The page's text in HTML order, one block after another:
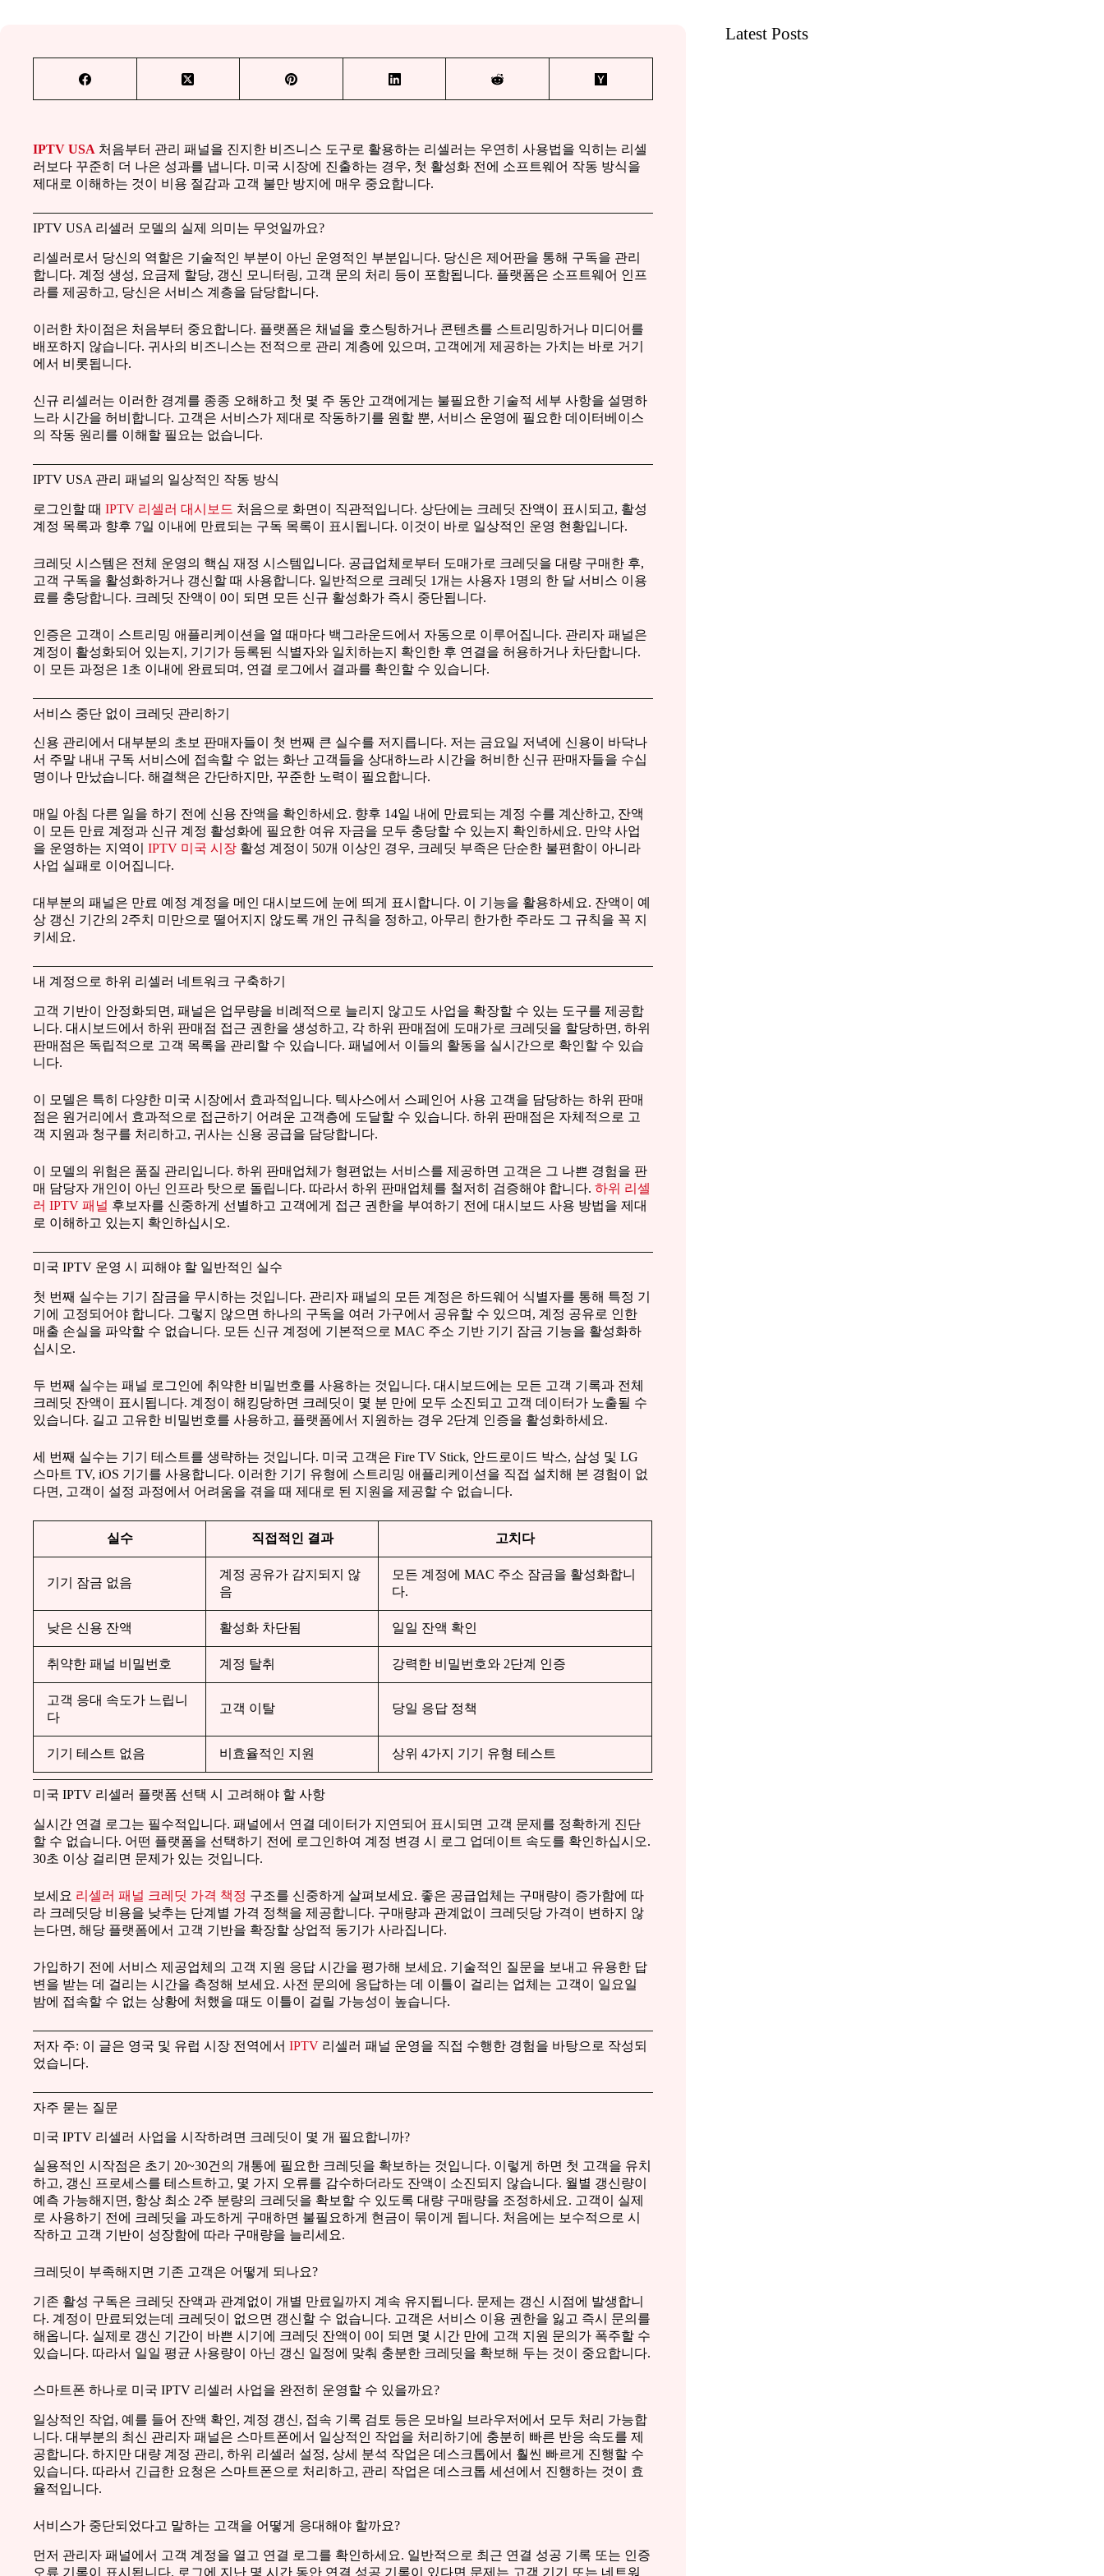
IPTV USA 처음부터 관리 패널을 진지한 비즈니스 도구로 활용하는 리셀러는 우연히 사용법을 익히는 리셀
러보다 꾸준히 더 나은 성과를 냅니다. 미국 시장에 진출하는 경우, 첫 활성화 전에 소프트웨어 작동 방식을
제대로 이해하는 것이 비용 절감과 고객 불만 방지에 매우 중요합니다.
IPTV USA 리셀러 모델의 실제 의미는 무엇일까요?
리셀러로서 당신의 역할은 기술적인 부분이 아닌 운영적인 부분입니다. 당신은 제어판을 통해 구독을 관리
합니다. 계정 생성, 요금제 할당, 갱신 모니터링, 고객 문의 처리 등이 포함됩니다. 플랫폼은 소프트웨어 인프
라를 제공하고, 당신은 서비스 계층을 담당합니다.
이러한 차이점은 처음부터 중요합니다. 플랫폼은 채널을 호스팅하거나 콘텐츠를 스트리밍하거나 미디어를
배포하지 않습니다. 귀사의 비즈니스는 전적으로 관리 계층에 있으며, 고객에게 제공하는 가치는 바로 거기
에서 비롯됩니다.
신규 리셀러는 이러한 경계를 종종 오해하고 첫 몇 주 동안 고객에게는 불필요한 기술적 세부 사항을 설명하
느라 시간을 허비합니다. 고객은 서비스가 제대로 작동하기를 원할 뿐, 서비스 운영에 필요한 데이터베이스
의 작동 원리를 이해할 필요는 없습니다.
IPTV USA 관리 패널의 일상적인 작동 방식
로그인할 때 IPTV 리셀러 대시보드 처음으로 화면이 직관적입니다. 상단에는 크레딧 잔액이 표시되고, 활성
계정 목록과 향후 7일 이내에 만료되는 구독 목록이 표시됩니다. 이것이 바로 일상적인 운영 현황입니다.
크레딧 시스템은 전체 운영의 핵심 재정 시스템입니다. 공급업체로부터 도매가로 크레딧을 대량 구매한 후,
고객 구독을 활성화하거나 갱신할 때 사용합니다. 일반적으로 크레딧 1개는 사용자 1명의 한 달 서비스 이용
료를 충당합니다. 크레딧 잔액이 0이 되면 모든 신규 활성화가 즉시 중단됩니다.
인증은 고객이 스트리밍 애플리케이션을 열 때마다 백그라운드에서 자동으로 이루어집니다. 관리자 패널은
계정이 활성화되어 있는지, 기기가 등록된 식별자와 일치하는지 확인한 후 연결을 허용하거나 차단합니다.
이 모든 과정은 1초 이내에 완료되며, 연결 로그에서 결과를 확인할 수 있습니다.
서비스 중단 없이 크레딧 관리하기
신용 관리에서 대부분의 초보 판매자들이 첫 번째 큰 실수를 저지릅니다. 저는 금요일 저녁에 신용이 바닥나
서 주말 내내 구독 서비스에 접속할 수 없는 화난 고객들을 상대하느라 시간을 허비한 신규 판매자들을 수십
명이나 만났습니다. 해결책은 간단하지만, 꾸준한 노력이 필요합니다.
매일 아침 다른 일을 하기 전에 신용 잔액을 확인하세요. 향후 14일 내에 만료되는 계정 수를 계산하고, 잔액
이 모든 만료 계정과 신규 계정 활성화에 필요한 여유 자금을 모두 충당할 수 있는지 확인하세요. 만약 사업
을 운영하는 지역이 IPTV 미국 시장 활성 계정이 50개 이상인 경우, 크레딧 부족은 단순한 불편함이 아니라
사업 실패로 이어집니다.
대부분의 패널은 만료 예정 계정을 메인 대시보드에 눈에 띄게 표시합니다. 이 기능을 활용하세요. 잔액이 예
상 갱신 기간의 2주치 미만으로 떨어지지 않도록 개인 규칙을 정하고, 아무리 한가한 주라도 그 규칙을 꼭 지
키세요.
내 계정으로 하위 리셀러 네트워크 구축하기
고객 기반이 안정화되면, 패널은 업무량을 비례적으로 늘리지 않고도 사업을 확장할 수 있는 도구를 제공합
니다. 대시보드에서 하위 판매점 접근 권한을 생성하고, 각 하위 판매점에 도매가로 크레딧을 할당하면, 하위
판매점은 독립적으로 고객 목록을 관리할 수 있습니다. 패널에서 이들의 활동을 실시간으로 확인할 수 있습
니다.
이 모델은 특히 다양한 미국 시장에서 효과적입니다. 텍사스에서 스페인어 사용 고객을 담당하는 하위 판매
점은 원거리에서 효과적으로 접근하기 어려운 고객층에 도달할 수 있습니다. 하위 판매점은 자체적으로 고
객 지원과 청구를 처리하고, 귀사는 신용 공급을 담당합니다.
이 모델의 위험은 품질 관리입니다. 하위 판매업체가 형편없는 서비스를 제공하면 고객은 그 나쁜 경험을 판
매 담당자 개인이 아닌 인프라 탓으로 돌립니다. 따라서 하위 판매업체를 철저히 검증해야 합니다. 하위 리셀
러 IPTV 패널 후보자를 신중하게 선별하고 고객에게 접근 권한을 부여하기 전에 대시보드 사용 방법을 제대
로 이해하고 있는지 확인하십시오.
미국 IPTV 운영 시 피해야 할 일반적인 실수
첫 번째 실수는 기기 잠금을 무시하는 것입니다. 관리자 패널의 모든 계정은 하드웨어 식별자를 통해 특정 기
기에 고정되어야 합니다. 그렇지 않으면 하나의 구독을 여러 가구에서 공유할 수 있으며, 계정 공유로 인한
매출 손실을 파악할 수 없습니다. 모든 신규 계정에 기본적으로 MAC 주소 기반 기기 잠금 기능을 활성화하
십시오.
두 번째 실수는 패널 로그인에 취약한 비밀번호를 사용하는 것입니다. 대시보드에는 모든 고객 기록과 전체
크레딧 잔액이 표시됩니다. 계정이 해킹당하면 크레딧이 몇 분 만에 모두 소진되고 고객 데이터가 노출될 수
있습니다. 길고 고유한 비밀번호를 사용하고, 플랫폼에서 지원하는 경우 2단계 인증을 활성화하세요.
세 번째 실수는 기기 테스트를 생략하는 것입니다. 미국 고객은 Fire TV Stick, 안드로이드 박스, 삼성 및 LG
스마트 TV, iOS 기기를 사용합니다. 이러한 기기 유형에 스트리밍 애플리케이션을 직접 설치해 본 경험이 없
다면, 고객이 설정 과정에서 어려움을 겪을 때 제대로 된 지원을 제공할 수 없습니다.
실수 직접적인 결과 고치다
기기 잠금 없음
계정 공유가 감지되지 않
음
모든 계정에 MAC 주소 잠금을 활성화합니
다.
낮은 신용 잔액 활성화 차단됨 일일 잔액 확인
취약한 패널 비밀번호 계정 탈취 강력한 비밀번호와 2단계 인증
고객 응대 속도가 느립니
다
고객 이탈 당일 응답 정책
기기 테스트 없음 비효율적인 지원 상위 4가지 기기 유형 테스트
미국 IPTV 리셀러 플랫폼 선택 시 고려해야 할 사항
실시간 연결 로그는 필수적입니다. 패널에서 연결 데이터가 지연되어 표시되면 고객 문제를 정확하게 진단
할 수 없습니다. 어떤 플랫폼을 선택하기 전에 로그인하여 계정 변경 시 로그 업데이트 속도를 확인하십시오.
30초 이상 걸리면 문제가 있는 것입니다.
보세요 리셀러 패널 크레딧 가격 책정 구조를 신중하게 살펴보세요. 좋은 공급업체는 구매량이 증가함에 따
라 크레딧당 비용을 낮추는 단계별 가격 정책을 제공합니다. 구매량과 관계없이 크레딧당 가격이 변하지 않
는다면, 해당 플랫폼에서 고객 기반을 확장할 상업적 동기가 사라집니다.
가입하기 전에 서비스 제공업체의 고객 지원 응답 시간을 평가해 보세요. 기술적인 질문을 보내고 유용한 답
변을 받는 데 걸리는 시간을 측정해 보세요. 사전 문의에 응답하는 데 이틀이 걸리는 업체는 고객이 일요일
밤에 접속할 수 없는 상황에 처했을 때도 이틀이 걸릴 가능성이 높습니다.
저자 주: 이 글은 영국 및 유럽 시장 전역에서 IPTV 리셀러 패널 운영을 직접 수행한 경험을 바탕으로 작성되
었습니다.
자주 묻는 질문
미국 IPTV 리셀러 사업을 시작하려면 크레딧이 몇 개 필요합니까?
실용적인 시작점은 초기 20~30건의 개통에 필요한 크레딧을 확보하는 것입니다. 이렇게 하면 첫 고객을 유치
하고, 갱신 프로세스를 테스트하고, 몇 가지 오류를 감수하더라도 잔액이 소진되지 않습니다. 월별 갱신량이
예측 가능해지면, 항상 최소 2주 분량의 크레딧을 확보할 수 있도록 대량 구매량을 조정하세요. 고객이 실제
로 사용하기 전에 크레딧을 과도하게 구매하면 불필요하게 현금이 묶이게 됩니다. 처음에는 보수적으로 시
작하고 고객 기반이 성장함에 따라 구매량을 늘리세요.
크레딧이 부족해지면 기존 고객은 어떻게 되나요?
기존 활성 구독은 크레딧 잔액과 관계없이 개별 만료일까지 계속 유지됩니다. 문제는 갱신 시점에 발생합니
다. 계정이 만료되었는데 크레딧이 없으면 갱신할 수 없습니다. 고객은 서비스 이용 권한을 잃고 즉시 문의를
해옵니다. 실제로 갱신 기간이 바쁜 시기에 크레딧 잔액이 0이 되면 몇 시간 만에 고객 지원 문의가 폭주할 수
있습니다. 따라서 일일 평균 사용량이 아닌 갱신 일정에 맞춰 충분한 크레딧을 확보해 두는 것이 중요합니다.
스마트폰 하나로 미국 IPTV 리셀러 사업을 완전히 운영할 수 있을까요?
일상적인 작업, 예를 들어 잔액 확인, 계정 갱신, 접속 기록 검토 등은 모바일 브라우저에서 모두 처리 가능합
니다. 대부분의 최신 관리자 패널은 스마트폰에서 일상적인 작업을 처리하기에 충분히 빠른 반응 속도를 제
공합니다. 하지만 대량 계정 관리, 하위 리셀러 설정, 상세 분석 작업은 데스크톱에서 훨씬 빠르게 진행할 수
있습니다. 따라서 긴급한 요청은 스마트폰으로 처리하고, 관리 작업은 데스크톱 세션에서 진행하는 것이 효
율적입니다.
서비스가 중단되었다고 말하는 고객을 어떻게 응대해야 할까요?
먼저 관리자 패널에서 고객 계정을 열고 연결 로그를 확인하세요. 일반적으로 최근 연결 성공 기록 또는 인증
오류 기록이 표시됩니다. 로그에 지난 몇 시간 동안 연결 성공 기록이 있다면 문제는 고객 기기 또는 네트워
Latest Posts